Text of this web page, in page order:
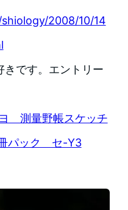
2008/10/14
きです。エントリー
測量野帳スケッチ
パック セ-Y3